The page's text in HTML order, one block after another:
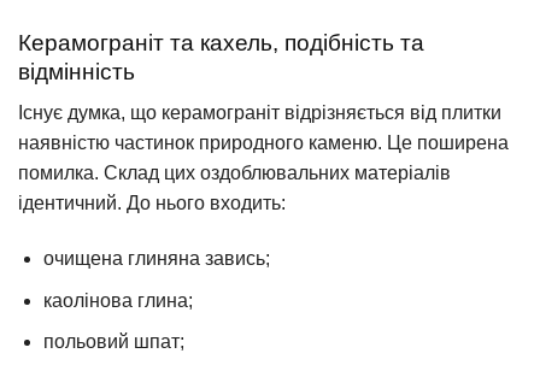
Керамограніт та кахель, подібність та
відмінність
Існує думка, що керамограніт відрізняється від плитки
наявністю частинок природного каменю. Це поширена
помилка. Склад цих оздоблювальних матеріалів
ідентичний. До нього входить:
очищена глиняна завись;
каолінова глина;
польовий шпат;